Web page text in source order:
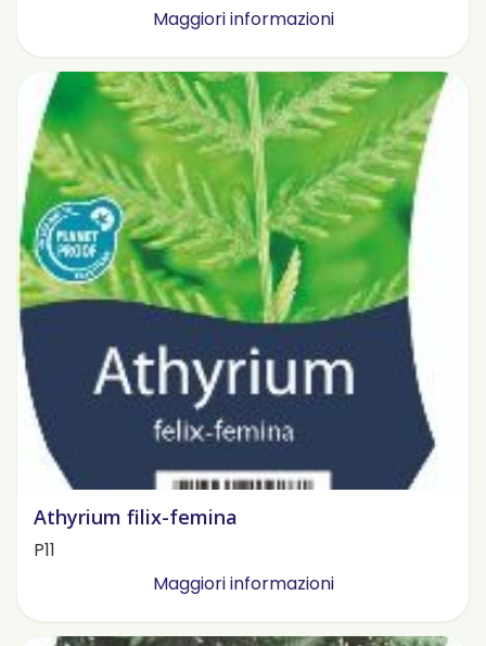
Maggiori informazioni
Athyrium filix-femina
P11
Maggiori informazioni